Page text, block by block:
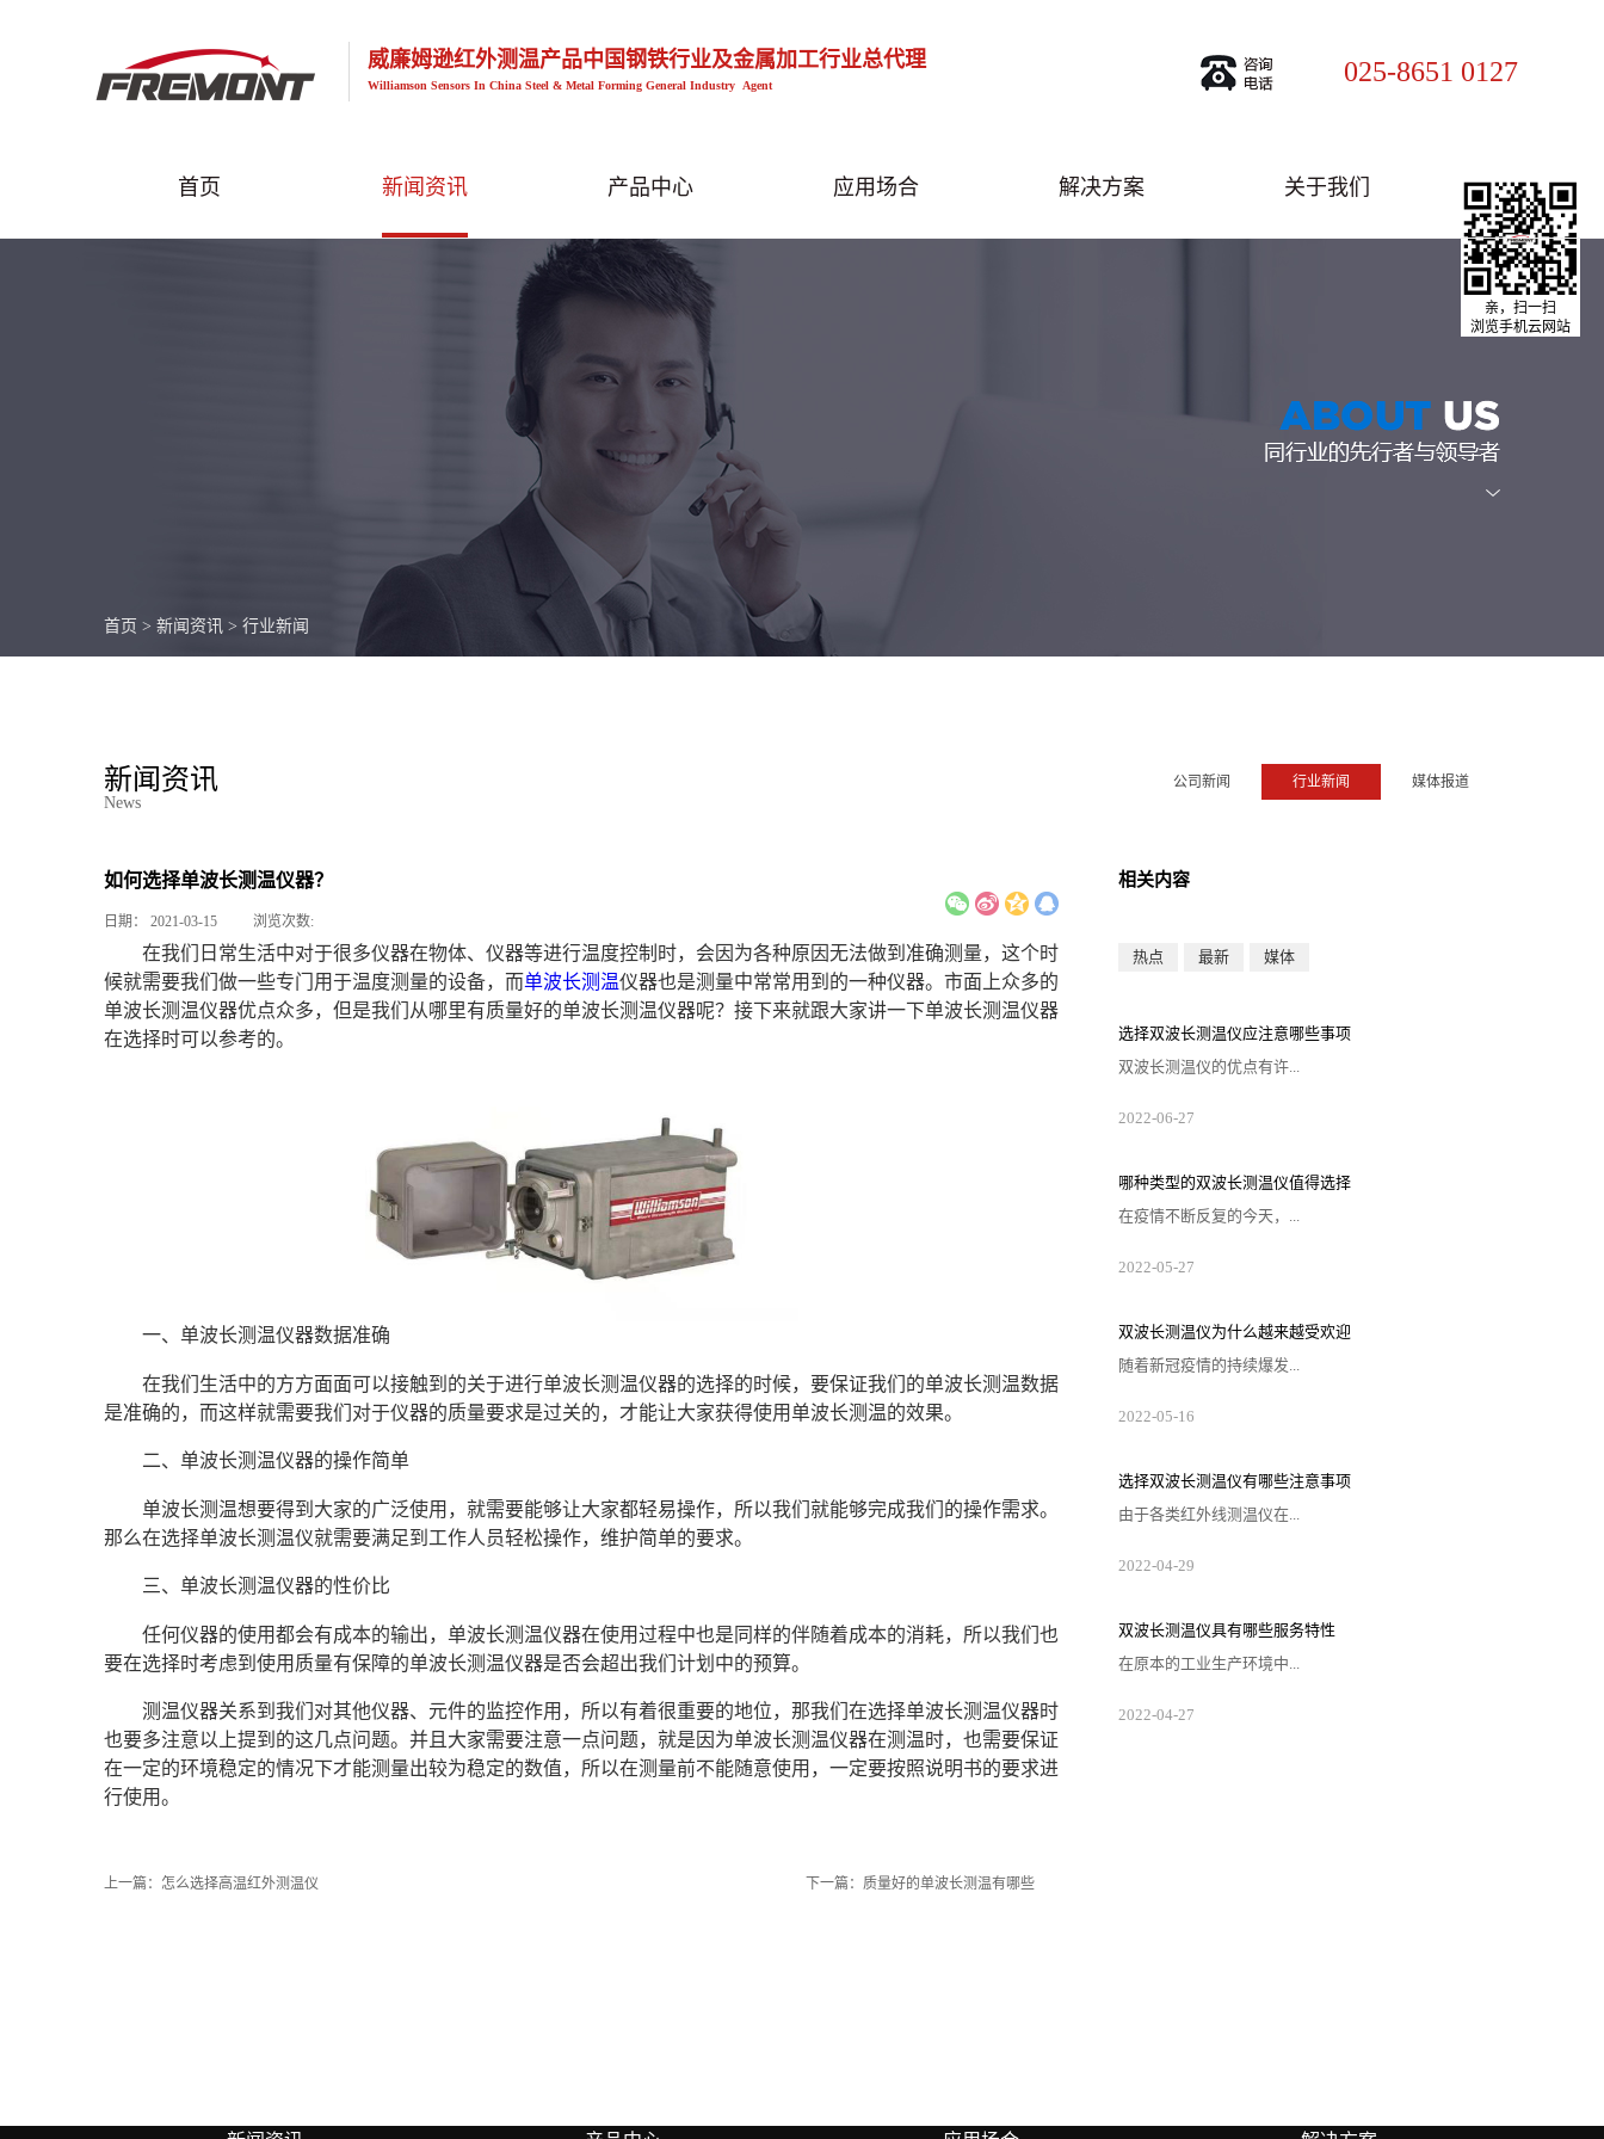
威廉姆逊红外测温产品中国钢铁行业及金属加工行业总代理
Williamson Sensors In China Steel & Metal Forming General Industry Agent 025-8651 0127
首页 新闻资讯 产品中心 应用场合 解决方案 关于我们
首页 > 新闻资讯 > 行业新闻
新闻资讯
News
公司新闻 行业新闻 媒体报道
如何选择单波长测温仪器？
日期： 2021-03-15 浏览次数:
在我们日常生活中对于很多仪器在物体、仪器等进行温度控制时，会因为各种原因无法做到准确测量，这个时
候就需要我们做一些专门用于温度测量的设备，而单波长测温仪器也是测量中常常用到的一种仪器。市面上众多的
单波长测温仪器优点众多，但是我们从哪里有质量好的单波长测温仪器呢？接下来就跟大家讲一下单波长测温仪器
在选择时可以参考的。
一、单波长测温仪器数据准确
在我们生活中的方方面面可以接触到的关于进行单波长测温仪器的选择的时候，要保证我们的单波长测温数据
是准确的，而这样就需要我们对于仪器的质量要求是过关的，才能让大家获得使用单波长测温的效果。
二、单波长测温仪器的操作简单
单波长测温想要得到大家的广泛使用，就需要能够让大家都轻易操作，所以我们就能够完成我们的操作需求。
那么在选择单波长测温仪就需要满足到工作人员轻松操作，维护简单的要求。
三、单波长测温仪器的性价比
任何仪器的使用都会有成本的输出，单波长测温仪器在使用过程中也是同样的伴随着成本的消耗，所以我们也
要在选择时考虑到使用质量有保障的单波长测温仪器是否会超出我们计划中的预算。
测温仪器关系到我们对其他仪器、元件的监控作用，所以有着很重要的地位，那我们在选择单波长测温仪器时
也要多注意以上提到的这几点问题。并且大家需要注意一点问题，就是因为单波长测温仪器在测温时，也需要保证
在一定的环境稳定的情况下才能测量出较为稳定的数值，所以在测量前不能随意使用，一定要按照说明书的要求进
行使用。
上一篇： 怎么选择高温红外测温仪 下一篇： 质量好的单波长测温有哪些
相关内容
热点 最新 媒体
选择双波长测温仪应注意哪些事项
双波长测温仪的优点有许...
多，不仅仅可以测量视野内较高的温度点，也可以对一
些人们无法手动去测量温度的物品或者场景来进行测
项，那么在选择产品应该注意哪些问题，下面为大家解
析原因。1. 注意操作是否方便在选购双波长测温仪的时
候需要考虑一下产品操作的方便性，如果在一些需要快
速测量温度的场景中使用的时候过于复杂，那样...
2022-06-27
哪种类型的双波长测温仪值得选择
在疫情不断反复的今天，...
单一类型的测温手段不被市场所认可，甚至存在一些难
以快速解决的问题，故双波长测温仪便派上了用场，这
的测温仪值得被意向客户选择，结合下述内容便可大致
推断出较佳的备选对象。1、测试效果较准确的测温仪双
波长测温仪能否确保较准确的测试结果，这是客户判断
这类装置会查看的衡量标准，虽然数据不可能...
2022-05-27
双波长测温仪为什么越来越受欢迎
随着新冠疫情的持续爆发...
，不少商城、电影院、餐厅等公共场所都开始进行体温
测量。因此，对于测温仪的需求也在不断增加。双波长
干扰性强传统的单波长红外测温仪，在特定波长范围内
测量红外能量振幅。其传感器测量的是被测范围内的平
均温度，且受发射率变化、沾污的镜头和光学干扰的影
响，如果来自背景干扰热源的红外能量足够大，...
2022-05-16
选择双波长测温仪有哪些注意事项
由于各类红外线测温仪在...
波段范围的应用效果有着质的差异，需要企业在明确自
身的测温范围及高低情况来对仪器进行挑选。由此所出
好的测温仪器帮助矫正日常采集的数据。1.注意应用场
合双波长测温仪自身的组件情况相较于其他单色和单波
段的仪器更为复杂，从而需要企业对自身生存场景的空
间大小以及需求等级来对仪器进行配置。在确...
2022-04-29
双波长测温仪具有哪些服务特性
在原本的工业生产环境中...
随着光电二极管的应用要求在不断提高，使得一些有让
二极管组件产生损伤的设备被得到更新来提升产线运转
2022-04-27
亲，扫一扫
浏览手机云网站